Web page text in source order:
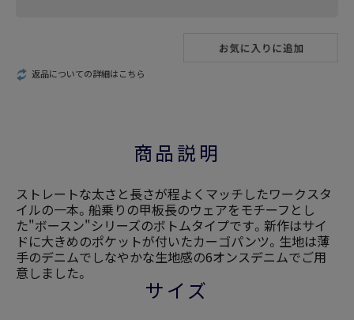
返品についての詳細はこちら
商品説明
ストレートな太さと長さが程よくマッチしたワークスタ
イルの一本。船乗りの甲板長のウェアをモチーフとし
た"ボースン"シリーズのボトムタイプです。新作はサイ
ドに大きめのポケットが付いたカーゴパンツ。生地は薄
手のデニムでしなやかな生地感の6オンスデニムでご用
意しました。
サイズ